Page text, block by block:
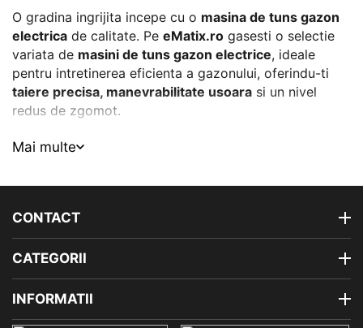
O gradina ingrijita incepe cu o masina de tuns gazon
electrica de calitate. Pe eMatix.ro gasesti o selectie
variata de masini de tuns gazon electrice, ideale
pentru intretinerea eficienta a gazonului, oferindu-ti
taiere precisa, manevrabilitate usoara si un nivel
redus de zgomot.
Avantajele Utilizarii unei Masini de Tuns Gazon Electrice
numeroase beneficii:
Ecologice si silentioase
poluante si au un nivel redus de zgomot, perfecte
pentru utilizare in zone rezidentiale.
Intretinere minima– nu necesita schimburi de ulei sau
combustibil, iar pornirea este rapida si simpla.
Mai multe
CONTACT
CATEGORII
INFORMATII